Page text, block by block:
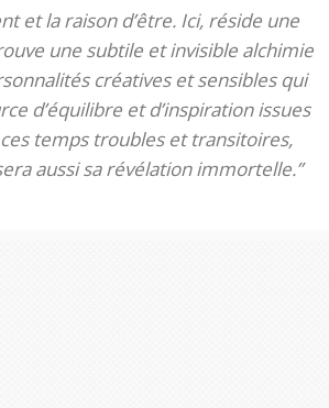
et la raison d’être. Ici, réside une
une subtile et invisible alchimie
créatives et sensibles qui
d’équilibre et d’inspiration issues
temps troubles et transitoires,
aussi sa révélation immortelle.”